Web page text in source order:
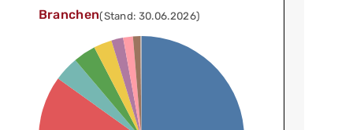
Branchen(Stand: 30.06.2026)